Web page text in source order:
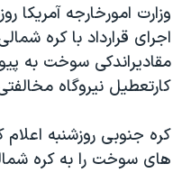
اسرائیل در جنگ
نرگس محمدی برنده جایزه
همایش محافظه‌کاران
سفر پرزیدنت ترامپ به چین
وزارت امورخارجه آمريکا
اجرای قرارداد با کره
مقاديراندکی سوخت به
کارتعطيل نيروگاه
کره جنوبی روزشنبه
های سوخت را به کره